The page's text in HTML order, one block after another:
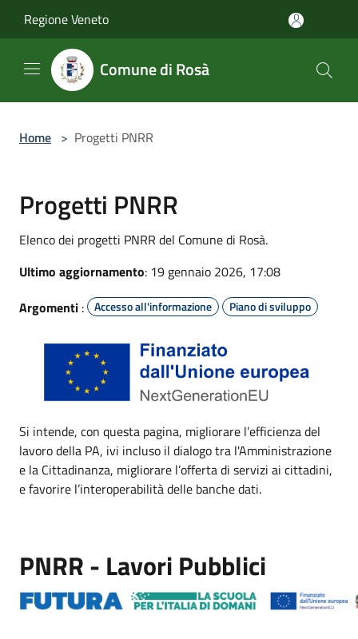
Regione Veneto
Comune di Rosà
Home > Progetti PNRR
Progetti PNRR
Elenco dei progetti PNRR del Comune di Rosà.
Ultimo aggiornamento: 19 gennaio 2026, 17:08
Argomenti : Accesso all'informazione Piano di sviluppo
Si intende, con questa pagina, migliorare l’efficienza del
lavoro della PA, ivi incluso il dialogo tra l'Amministrazione
e la Cittadinanza, migliorare l’offerta di servizi ai cittadini,
e favorire l’interoperabilità delle banche dati.
PNRR - Lavori Pubblici